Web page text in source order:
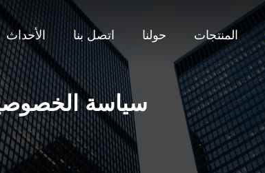
المنتجات حولنا اتصل بنا الأحداث
سياسة